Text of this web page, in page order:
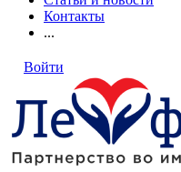
Контакты
...
Войти